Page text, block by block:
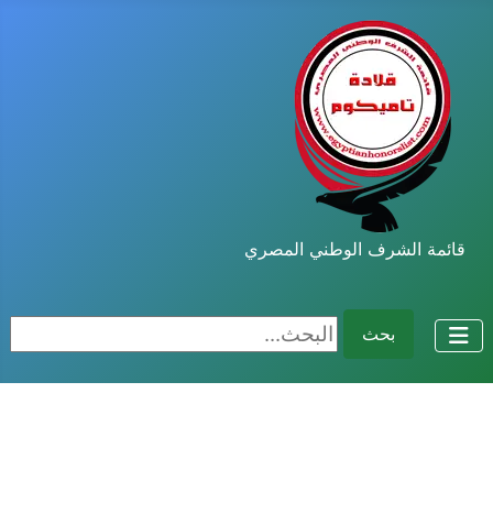
قائمة الشرف الوطني المصري
بحث البحث...